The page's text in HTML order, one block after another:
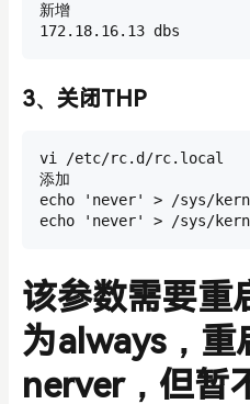
新增
172.18.16.13 dbs
3、关闭THP
vi /etc/rc.d/rc.local
添加
echo 'never' > /sys/
echo 'never' > /sys/
该参数需要重
为always，重
nerver，但暂